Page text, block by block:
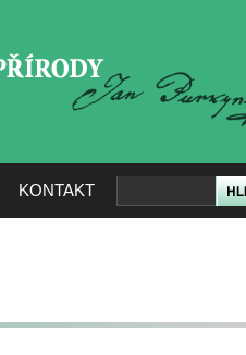
KONTAKT